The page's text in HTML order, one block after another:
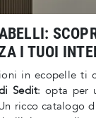
I TUOI
in ecopelle ti
Sedit: opta per
ricco